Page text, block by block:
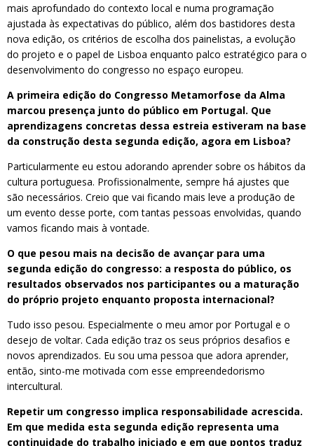
mais aprofundado do contexto local e numa programação
ajustada às expectativas do público, além dos bastidores desta
nova edição, os critérios de escolha dos painelistas, a evolução
do projeto e o papel de Lisboa enquanto palco estratégico para o
desenvolvimento do congresso no espaço europeu.
A primeira edição do Congresso Metamorfose da Alma
marcou presença junto do público em Portugal. Que
aprendizagens concretas dessa estreia estiveram na base
da construção desta segunda edição, agora em Lisboa?
Particularmente eu estou adorando aprender sobre os hábitos da
cultura portuguesa. Profissionalmente, sempre há ajustes que
são necessários. Creio que vai ficando mais leve a produção de
um evento desse porte, com tantas pessoas envolvidas, quando
vamos ficando mais à vontade.
O que pesou mais na decisão de avançar para uma
segunda edição do congresso: a resposta do público, os
resultados observados nos participantes ou a maturação
do próprio projeto enquanto proposta internacional?
Tudo isso pesou. Especialmente o meu amor por Portugal e o
desejo de voltar. Cada edição traz os seus próprios desafios e
novos aprendizados. Eu sou uma pessoa que adora aprender,
então, sinto-me motivada com esse empreendedorismo
intercultural.
Repetir um congresso implica responsabilidade acrescida.
Em que medida esta segunda edição representa uma
continuidade do trabalho iniciado e em que pontos traduz